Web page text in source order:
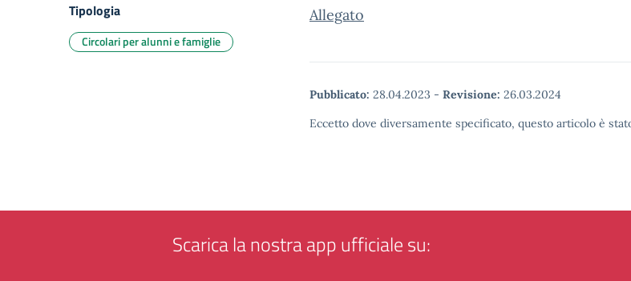
Allegato
Pubblicato: 28.04.2023 - Revisione: 26.03.2024
Eccetto dove diversamente specificato, questo articolo è
Tipologia
Circolari per alunni e famiglie
Scarica la nostra app ufficiale su: